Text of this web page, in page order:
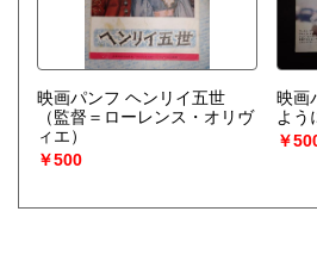
映画パンフ ヘンリイ五世
（監督＝ローレンス・オリヴ
ィエ）
￥500
映画
よう
￥